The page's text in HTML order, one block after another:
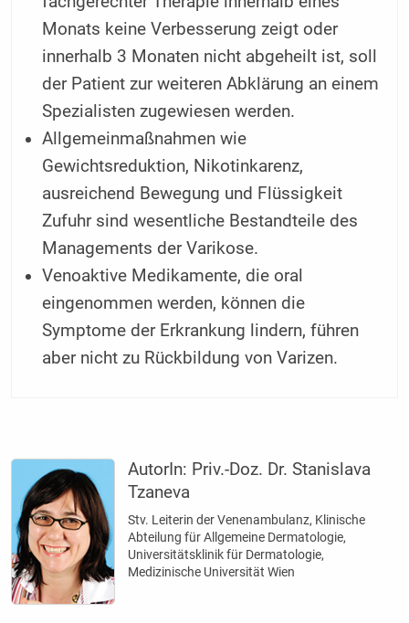
Monats keine Verbesserung zeigt oder
innerhalb 3 Monaten nicht abgeheilt ist, soll
der Patient zur weiteren Abklärung an einem
Spezialisten zugewiesen werden.
Allgemeinmaßnahmen wie
Gewichtsreduktion, Nikotinkarenz,
ausreichend Bewegung und Flüssigkeit
Zufuhr sind wesentliche Bestandteile des
Managements der Varikose.
Venoaktive Medikamente, die oral
eingenommen werden, können die
Symptome der Erkrankung lindern, führen
aber nicht zu Rückbildung von Varizen.
AutorIn: Priv.-Doz. Dr. Stanislava
Tzaneva
Stv. Leiterin der Venenambulanz, Klinische
Abteilung für Allgemeine Dermatologie,
Universitätsklinik für Dermatologie,
Medizinische Universität Wien